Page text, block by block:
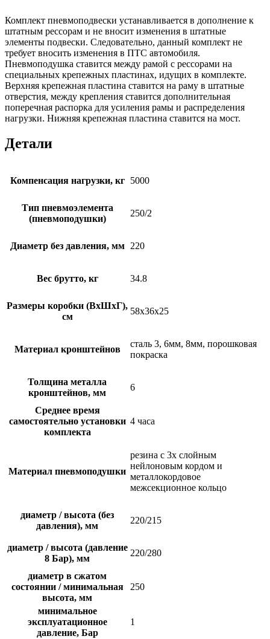
Комплект пневмоподвески устанавливается в дополнение к
штатным рессорам и не вносит изменения в штатные
элементы подвески. Следовательно, данный комплект не
требует вносить изменения в ПТС автомобиля.
Пневмоподушка ставится между рамой с рессорами на
специальных крепежных пластинах, идущих в комплекте.
Верхняя крепежная пластина ставится на раму в штатные
отверстия, между крепления ставится дополнительная
поперечная распорка для усиления рамы и распределения
нагрузки. Нижняя крепежная пластина ставится на мост.
Детали
Компенсация нагрузки, кг 5000
Тип пневмоэлемента
(пневмоподушки)
250/2
Диаметр без давления, мм 220
Вес брутто, кг 34.8
Размеры коробки (ВхШхГ),
см
58х36х25
Материал кронштейнов
сталь 3, 6мм, 8мм, порошковая
покраска
Толщина металла
кронштейнов, мм
6
Среднее время
самостоятельно установки
комплекта
4 часа
Материал пневмоподушки
резина с 3х слойным
нейлоновым кордом и
металлокордовое
межсекционное кольцо
диаметр / высота (без
давления), мм
220/215
диаметр / высота (давление
8 Бар), мм
220/280
диаметр в сжатом
состоянии / минимальная
высота, мм
250
минимальное
эксплуатационное
давление, Бар
1